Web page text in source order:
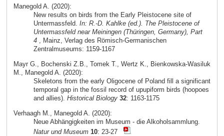
Manegold A. (2020):
New results on birds from the Early Pleistocene site of
Untermassfeld. In: R.-D. Kahlke (ed.). The Pleistocene of
Untermassfeld near Meiningen (Thüringen, Germany), Part
4, Mainz, Verlag des Römisch-Germanischen
Zentralmuseums: 1159-1167
Mayr G., Bochenski Z.B., Tomek T., Wertz K., Bienkowska-Wasiluk
M., Manegold A. (2020):
Skeletons from the early Oligocene of Poland fill a significant
temporal gap in the fossil record of upupiform birds (hoopoes
and allies). Historical Biology 32: 1163-1175
Verhaagh M., Manegold A. (2020):
Neue Abhängigkeiten im Museum - die Alkoholsammlung.
Natur und Museum 10: 23-27